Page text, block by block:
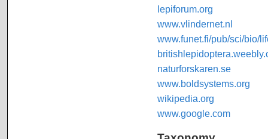
lepiforum.org
www.vlindernet.nl
www.funet.fi/pub/sci/bio/
naturforskaren.se
www.boldsystems.org
wikipedia.org
www.google.com